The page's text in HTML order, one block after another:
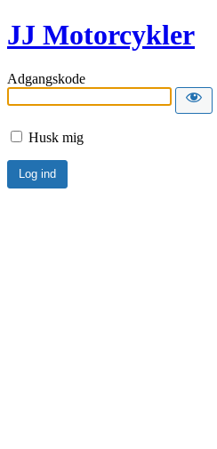
JJ Motorcykler
Adgangskode
Husk mig